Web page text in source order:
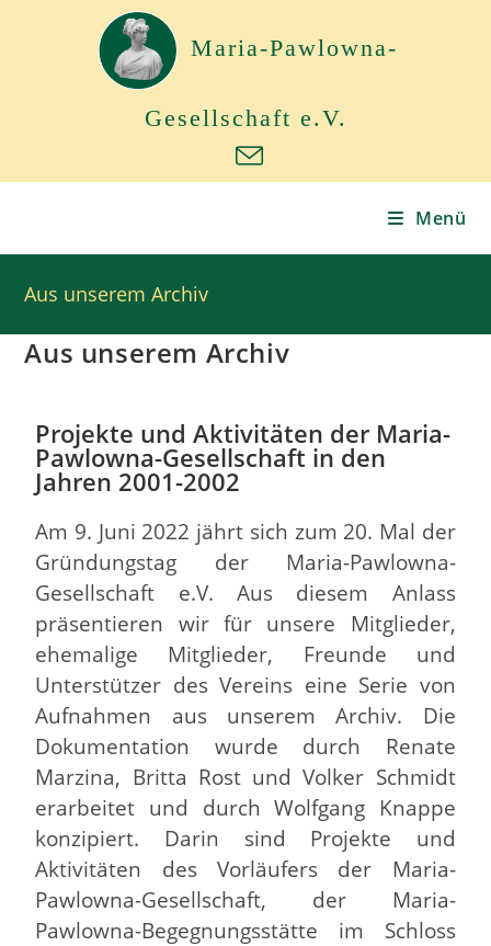
Maria-Pawlowna-
Gesellschaft e.V.
Menü
Aus unserem Archiv
Aus unserem Archiv
Projekte und Aktivitäten der Maria-
Pawlowna-Gesellschaft in den
Jahren 2001-2002
Am 9. Juni 2022 jährt sich zum 20. Mal der
Gründungstag der Maria-Pawlowna-
Gesellschaft e.V. Aus diesem Anlass
präsentieren wir für unsere Mitglieder,
ehemalige Mitglieder, Freunde und
Unterstützer des Vereins eine Serie von
Aufnahmen aus unserem Archiv. Die
Dokumentation wurde durch Renate
Marzina, Britta Rost und Volker Schmidt
erarbeitet und durch Wolfgang Knappe
konzipiert. Darin sind Projekte und
Aktivitäten des Vorläufers der Maria-
Pawlowna-Gesellschaft, der Maria-
Pawlowna-Begegnungsstätte im Schloss